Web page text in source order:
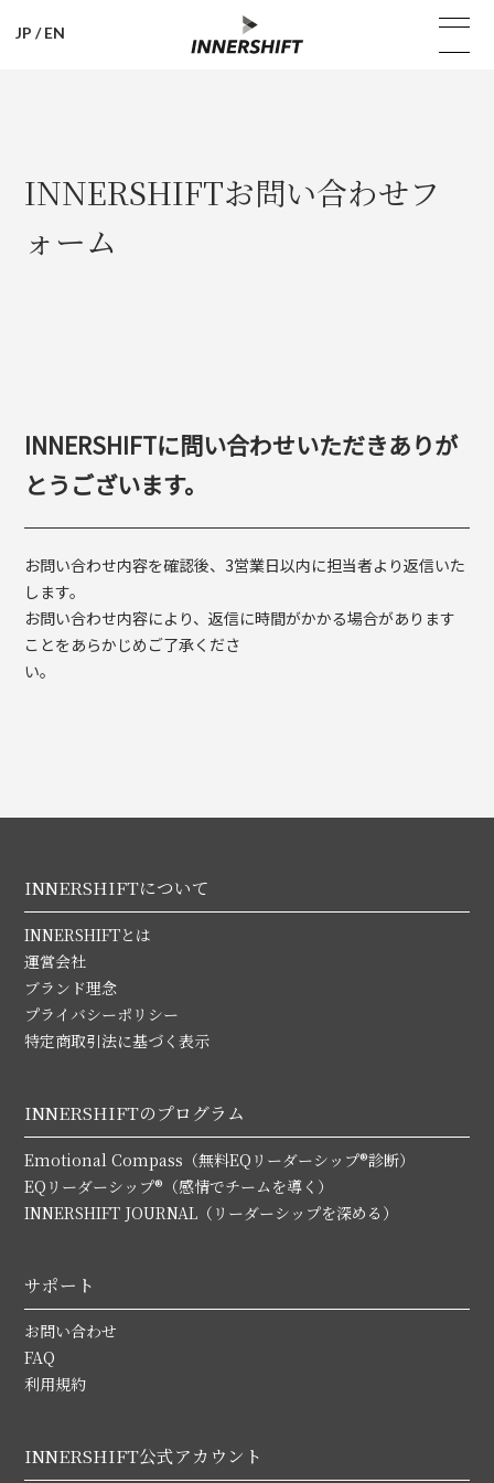
JP /EN
INNERSHIFTお問い合わせフ
ォーム
INNERSHIFTに問い合わせいただきありが
とうございます。
お問い合わせ内容を確認後、3営業日以内に担当者より返信いた
します。
お問い合わせ内容により、返信に時間がかかる場合があります
ことをあらかじめご了承くださ
い。
INNERSHIFTについて
INNERSHIFTとは
運営会社
ブランド理念
プライバシーポリシー
特定商取引法に基づく表示
INNERSHIFTのプログラム
Emotional Compass（無料EQリーダーシップ®診断）
EQリーダーシップ®（感情でチームを導く）
INNERSHIFT JOURNAL（リーダーシップを深める）
サポート
お問い合わせ
FAQ
利用規約
INNERSHIFT公式アカウント